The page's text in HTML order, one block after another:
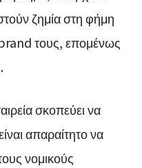
ζημία στη φήμη
τους, επομένως
σκοπεύει να
απαραίτητο να
νομικούς